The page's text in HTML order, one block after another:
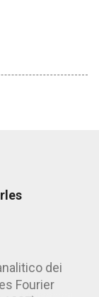
dei
Fourier